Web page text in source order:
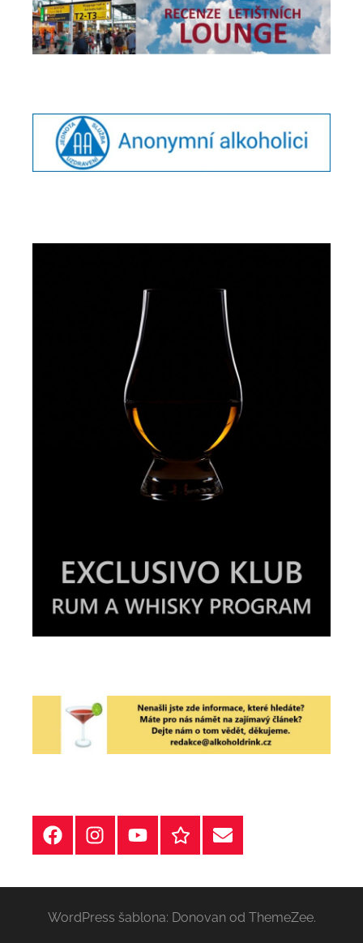
FacebookInstagram
YT
Redakční
kontakty
E-
mail
WordPress šablona: Donovan od ThemeZee.